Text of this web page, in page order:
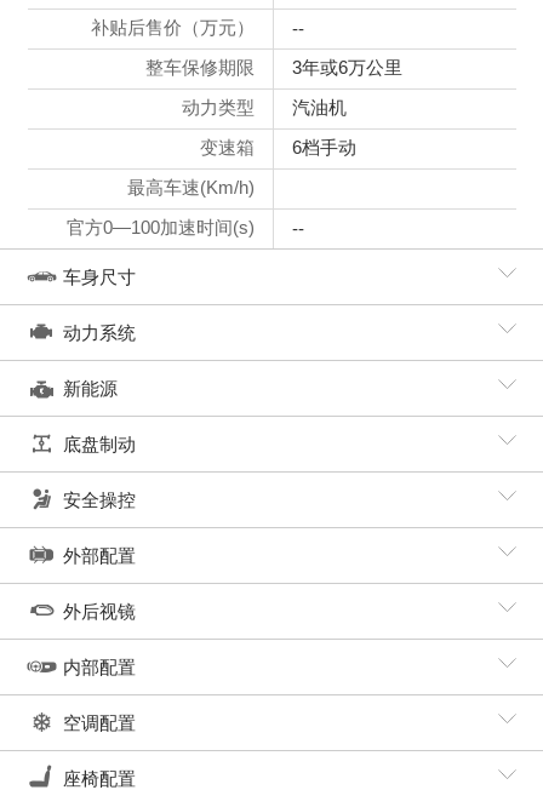
补贴后售价（万元）
--
整车保修期限
3年或6万公里
动力类型
汽油机
变速箱
6档手动
最高车速(Km/h)
官方0—100加速时间(s)
--
车身尺寸
动力系统
新能源
底盘制动
安全操控
外部配置
外后视镜
内部配置
空调配置
座椅配置